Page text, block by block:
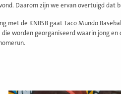
Daarom zijn we ervan overtuigd dat
met de KNBSB gaat Taco Mundo
die worden georganiseerd waarin jong